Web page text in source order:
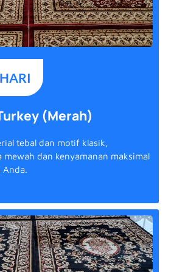
(Merah)
tebal dan motif klasik,
mewah dan kenyamanan maksimal
Anda.